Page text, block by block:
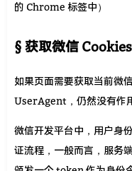
的 Chrome 标签中）
获取微信 Cookies
如果页面需要获取当前微
UserAgent，仍然没有作
微信开发平台中，用户身
证流程，一般而言，服务